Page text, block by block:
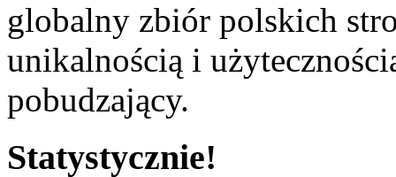
globalny zbiór polskich
unikalnością i
pobudzający.
Statystycznie!